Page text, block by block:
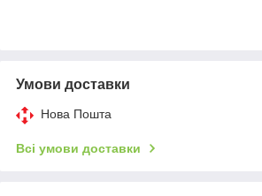
Умови доставки
Нова Пошта
Всі умови доставки